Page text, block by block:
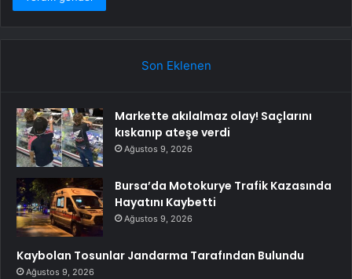
Son Eklenen
Markette akılalmaz olay! Saçlarını
kıskanıp ateşe verdi
Ağustos 9, 2026
Bursa’da Motokurye Trafik Kazasında
Hayatını Kaybetti
Ağustos 9, 2026
Kaybolan Tosunlar Jandarma Tarafından Bulundu
Ağustos 9, 2026